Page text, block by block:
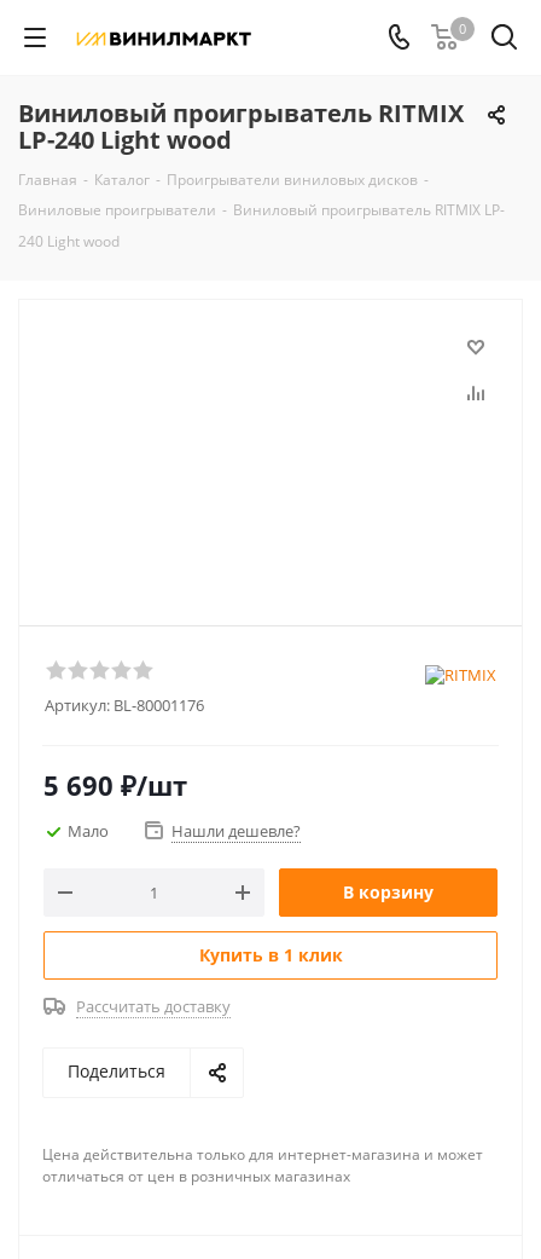
0
Виниловый проигрыватель RITMIX
LP-240 Light wood
Главная - Каталог - Проигрыватели виниловых дисков -
Виниловые проигрыватели - Виниловый проигрыватель RITMIX LP-
240 Light wood
Артикул: BL-80001176
5 690 ₽/шт
Мало Нашли дешевле?
В корзину
Купить в 1 клик
Рассчитать доставку
Поделиться
Цена действительна только для интернет-магазина и может
отличаться от цен в розничных магазинах